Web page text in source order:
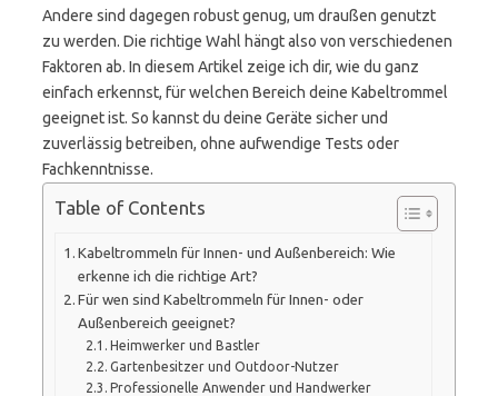
Andere sind dagegen robust genug, um draußen genutzt
zu werden. Die richtige Wahl hängt also von verschiedenen
Faktoren ab. In diesem Artikel zeige ich dir, wie du ganz
einfach erkennst, für welchen Bereich deine Kabeltrommel
geeignet ist. So kannst du deine Geräte sicher und
zuverlässig betreiben, ohne aufwendige Tests oder
Fachkenntnisse.
Table of Contents
Kabeltrommeln für Innen- und Außenbereich: Wie
erkenne ich die richtige Art?
Für wen sind Kabeltrommeln für Innen- oder
Außenbereich geeignet?
Heimwerker und Bastler
Gartenbesitzer und Outdoor-Nutzer
Professionelle Anwender und Handwerker